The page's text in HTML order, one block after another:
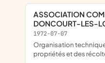
ASSOCIATION COMMUNALE DE CHASSE DE
DONCOURT-LES-
1972-07-07
organisation technique de la chasse, respect des
propriétés et des